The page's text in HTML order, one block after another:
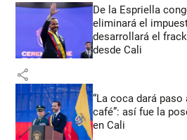
De la Espriella
eliminará el
desarrollará el
desde Cali
share
“La coca dará
café”: así fue la
en Cali